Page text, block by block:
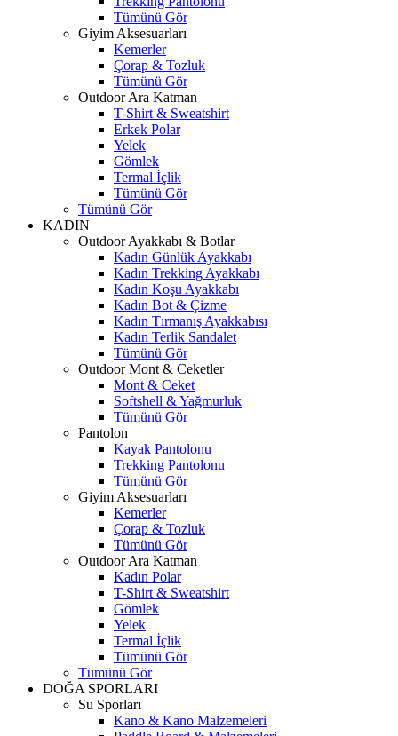
Tümünü Gör
Giyim Aksesuarları
Kemerler
Çorap & Tozluk
Tümünü Gör
Outdoor Ara Katman
T-Shirt & Sweatshirt
Erkek Polar
Yelek
Gömlek
Termal İçlik
Tümünü Gör
Tümünü Gör
KADIN
Outdoor Ayakkabı & Botlar
Kadın Günlük Ayakkabı
Kadın Trekking Ayakkabı
Kadın Koşu Ayakkabı
Kadın Bot & Çizme
Kadın Tırmanış Ayakkabısı
Kadın Terlik Sandalet
Tümünü Gör
Outdoor Mont & Ceketler
Mont & Ceket
Softshell & Yağmurluk
Tümünü Gör
Pantolon
Kayak Pantolonu
Trekking Pantolonu
Tümünü Gör
Giyim Aksesuarları
Kemerler
Çorap & Tozluk
Tümünü Gör
Outdoor Ara Katman
Kadın Polar
T-Shirt & Sweatshirt
Gömlek
Yelek
Termal İçlik
Tümünü Gör
Tümünü Gör
DOĞA SPORLARI
Su Sporları
Kano & Kano Malzemeleri